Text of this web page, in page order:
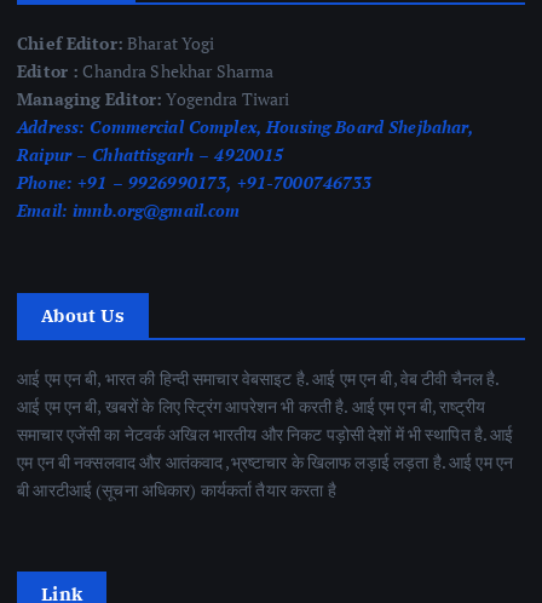
Chief Editor: Bharat Yogi
Editor : Chandra Shekhar Sharma
Managing Editor: Yogendra Tiwari
Address: Commercial Complex, Housing Board Shejbahar,
Raipur – Chhattisgarh – 4920015
Phone: +91 – 9926990173, +91-7000746733
Email: imnb.org@gmail.com
About Us
आई एम एन बी, भारत की हिन्दी समाचार वेबसाइट है. आई एम एन बी, वेब टीवी चैनल है.
आई एम एन बी, खबरों के लिए स्ट्रिंग आपरेशन भी करती है. आई एम एन बी, राष्ट्रीय
समाचार एजेंसी का नेटवर्क अखिल भारतीय और निकट पड़ोसी देशों में भी स्थापित है. आई
एम एन बी नक्सलवाद और आतंकवाद ,भ्रष्टाचार के खिलाफ लड़ाई लड़ता है. आई एम एन
बी आरटीआई (सूचना अधिकार) कार्यकर्ता तैयार करता है
Link